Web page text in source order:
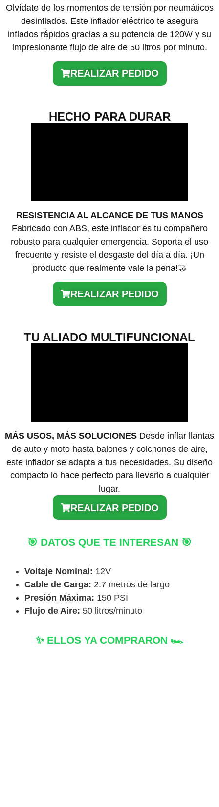
Olvídate de los momentos de tensión por neumáticos
desinflados. Este inflador eléctrico te asegura
inflados rápidos gracias a su potencia de 120W y su
impresionante flujo de aire de 50 litros por minuto.
REALIZAR PEDIDO
HECHO PARA DURAR
RESISTENCIA AL ALCANCE DE TUS MANOS
Fabricado con ABS, este inflador es tu compañero
robusto para cualquier emergencia. Soporta el uso
frecuente y resiste el desgaste del día a día. ¡Un
producto que realmente vale la pena!🤝
REALIZAR PEDIDO
TU ALIADO MULTIFUNCIONAL
MÁS USOS, MÁS SOLUCIONES Desde inflar llantas
de auto y moto hasta balones y colchones de aire,
este inflador se adapta a tus necesidades. Su diseño
compacto lo hace perfecto para llevarlo a cualquier
lugar.
REALIZAR PEDIDO
🎯 DATOS QUE TE INTERESAN 🎯
Voltaje Nominal: 12V
Cable de Carga: 2.7 metros de largo
Presión Máxima: 150 PSI
Flujo de Aire: 50 litros/minuto
✨ ELLOS YA COMPRARON 🏎️